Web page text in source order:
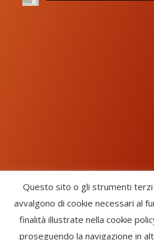
Chorus Inside - International Choral
Settore · CF: 93058420691
Questo sito o gli strumenti
avvalgono di cookie necessari al
finalità illustrate nella cookie
proseguendo la navigazione in